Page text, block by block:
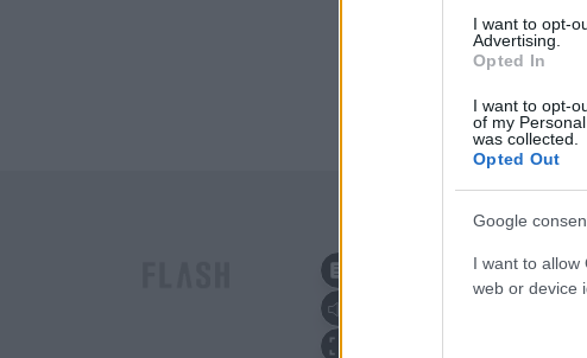
I want to opt-
Advertising.
Opted In
I want to opt-
of my
was collected.
Opted Out
Google
I want to allow
web or device